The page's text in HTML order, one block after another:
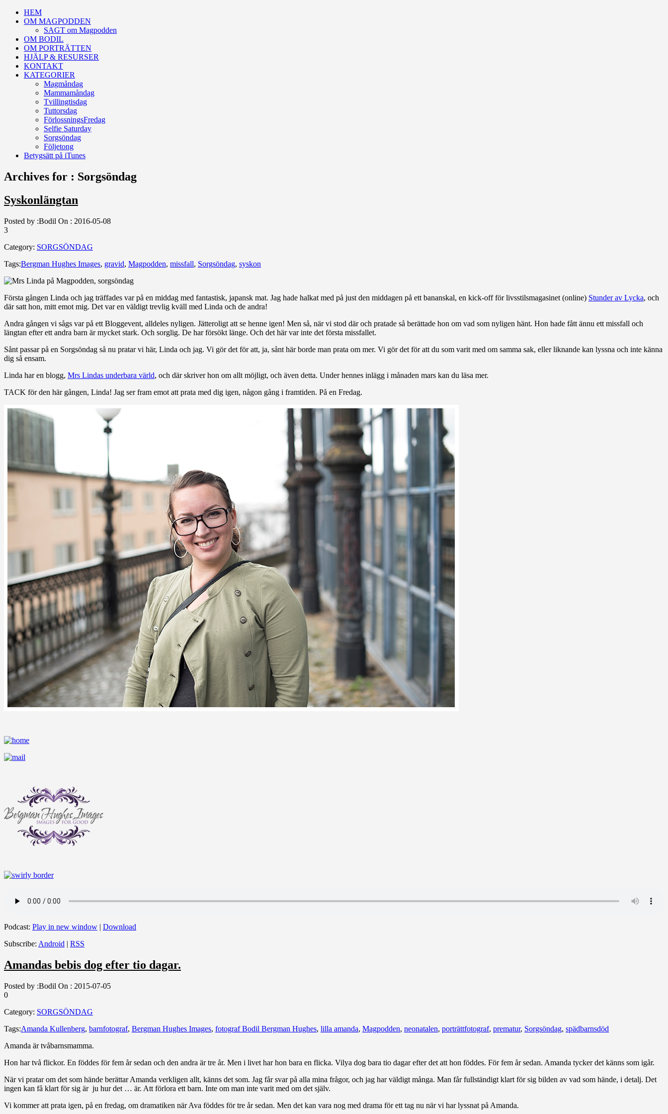
HEM
OM MAGPODDEN
SAGT om Magpodden
OM BODIL
OM PORTRÄTTEN
HJÄLP & RESURSER
KONTAKT
KATEGORIER
Magmåndag
Mammamåndag
Tvillingtisdag
Tuttorsdag
FörlossningsFredag
Selfie Saturday
Sorgsöndag
Följetong
Betygsätt på iTunes
Archives for : Sorgsöndag
Syskonlängtan
Posted by :Bodil On : 2016-05-08
3
Category: SORGSÖNDAG
Tags:Bergman Hughes Images, gravid, Magpodden, missfall, Sorgsöndag, syskon
Första gången Linda och jag träffades var på en middag med fantastisk, japansk mat. Jag hade halkat med på just den middagen på ett bananskal, en kick-off för livsstilsmagasinet (online) Stunder av Lycka, och
där satt hon, mitt emot mig. Det var en väldigt trevlig kväll med Linda och de andra!
Andra gången vi sågs var på ett Bloggevent, alldeles nyligen. Jätteroligt att se henne igen! Men så, när vi stod där och pratade så berättade hon om vad som nyligen hänt. Hon hade fått ännu ett missfall och
längtan efter ett andra barn är mycket stark. Och sorglig. De har försökt länge. Och det här var inte det första missfallet.
Sånt passar på en Sorgsöndag så nu pratar vi här, Linda och jag. Vi gör det för att, ja, sånt här borde man prata om mer. Vi gör det för att du som varit med om samma sak, eller liknande kan lyssna och inte känna
dig så ensam.
Linda har en blogg, Mrs Lindas underbara värld, och där skriver hon om allt möjligt, och även detta. Under hennes inlägg i månaden mars kan du läsa mer.
TACK för den här gången, Linda! Jag ser fram emot att prata med dig igen, någon gång i framtiden. På en Fredag.
Podcast: Play in new window | Download
Subscribe: Android | RSS
Amandas bebis dog efter tio dagar.
Posted by :Bodil On : 2015-07-05
0
Category: SORGSÖNDAG
Tags:Amanda Kullenberg, barnfotograf, Bergman Hughes Images, fotograf Bodil Bergman Hughes, lilla amanda, Magpodden, neonatalen, porträttfotograf, prematur, Sorgsöndag, spädbarnsdöd
Amanda är tvåbarnsmamma.
Hon har två flickor. En föddes för fem år sedan och den andra är tre år. Men i livet har hon bara en flicka. Vilya dog bara tio dagar efter det att hon föddes. För fem år sedan. Amanda tycker det känns som igår.
När vi pratar om det som hände berättar Amanda verkligen allt, känns det som. Jag får svar på alla mina frågor, och jag har väldigt många. Man får fullständigt klart för sig bilden av vad som hände, i detalj. Det
ingen kan få klart för sig är ju hur det … är. Att förlora ett barn. Inte om man inte varit med om det själv.
Vi kommer att prata igen, på en fredag, om dramatiken när Ava föddes för tre år sedan. Men det kan vara nog med drama för ett tag nu när vi har lyssnat på Amanda.